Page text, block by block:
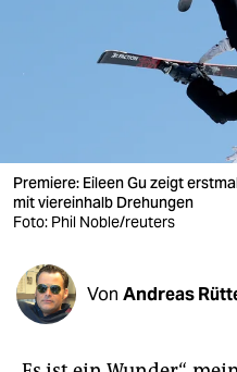
verlag
verlag
shop
fragen & hilfe
Premiere: Eileen Gu zeigt
mit viereinhalb Drehungen
Foto: Phil Noble/reuters
Von Andreas